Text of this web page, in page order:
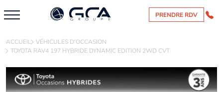
PRENDRE RDV
ACCUEIL VÉHICULES D'OCCASION
TOYOTA RAV4 197 HYBRIDE DYNAMIC EDITION 2WD CVT